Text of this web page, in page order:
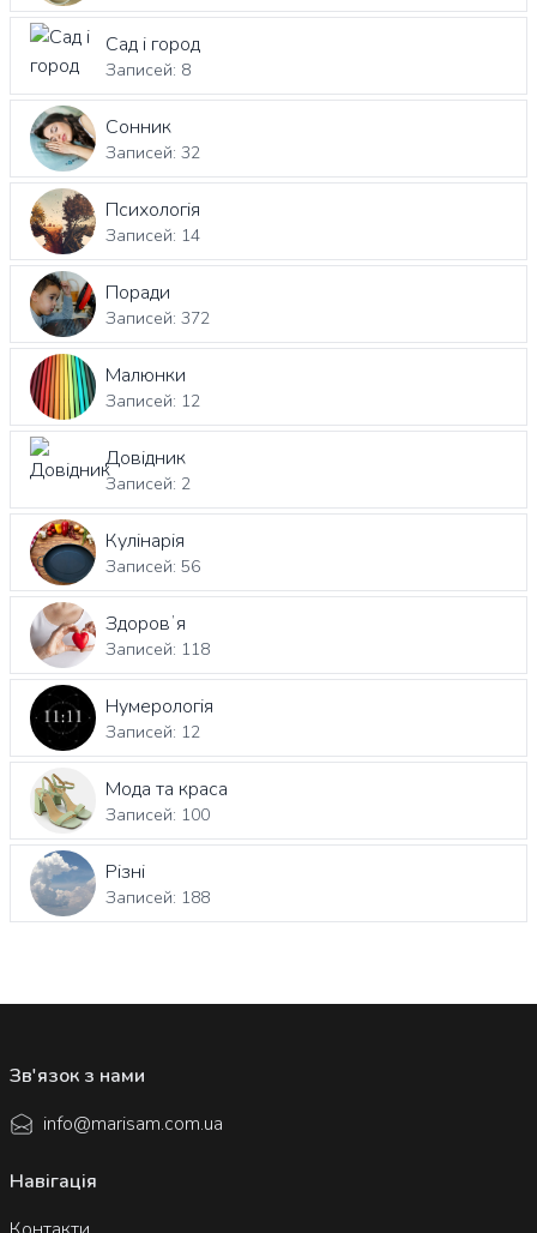
Сад і город
Записей: 8
Сонник
Записей: 32
Психологія
Записей: 14
Поради
Записей: 372
Малюнки
Записей: 12
Довідник
Записей: 2
Кулінарія
Записей: 56
Здоровʼя
Записей: 118
Нумерологія
Записей: 12
Мода та краса
Записей: 100
Різні
Записей: 188
Навігація
Зв'язок з нами
info@marisam.com.ua